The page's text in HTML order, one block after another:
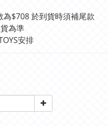
$708 於到貨時須補尾款
為準
安排